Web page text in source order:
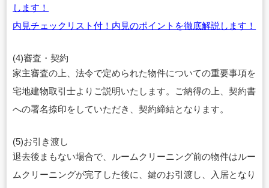
します！
内見チェックリスト付！内見のポイントを徹底解説します！
(4)審査・契約
家主審査の上、法令で定められた物件についての重要事項を
宅地建物取引士よりご説明いたします。ご納得の上、契約書
への署名捺印をしていただき、契約締結となります。
(5)お引き渡し
退去後まもない場合で、ルームクリーニング前の物件はルー
ムクリーニングが完了した後に、鍵のお引渡し、入居となり